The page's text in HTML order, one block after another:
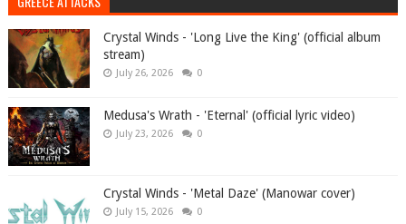
Crystal Winds - 'Long Live the King' (official album
stream)
July 26, 2026 0
Medusa's Wrath - 'Eternal' (official lyric video)
July 23, 2026 0
Crystal Winds - 'Metal Daze' (Manowar cover)
July 15, 2026 0